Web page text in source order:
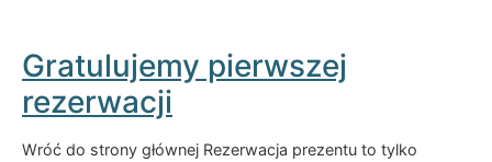
Gratulujemy pierwszej
rezerwacji
Wróć do strony głównej Rezerwacja prezentu to tylko